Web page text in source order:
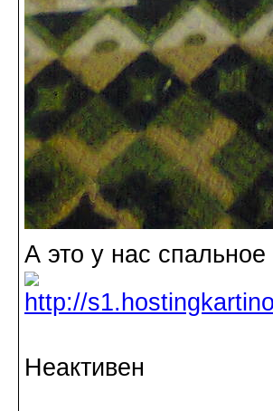
А это у нас
Неактивен